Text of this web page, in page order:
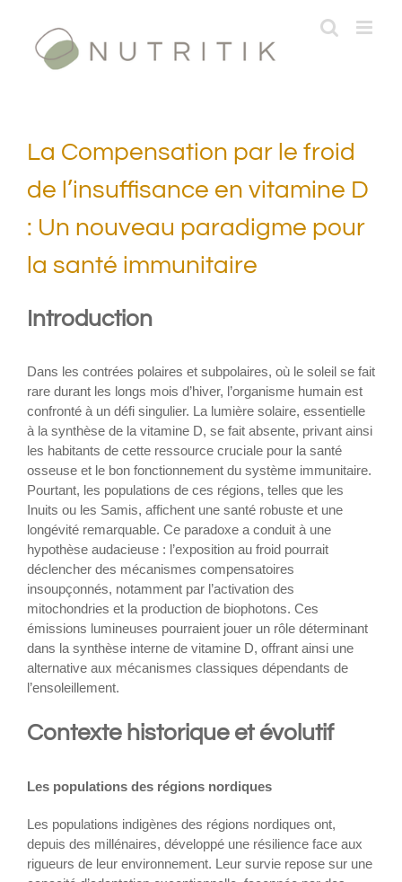
contenu
La Compensation par le froid
de l’insuffisance en vitamine D
: Un nouveau paradigme pour
la santé immunitaire
Introduction
Dans les contrées polaires et subpolaires, où le soleil se fait
rare durant les longs mois d’hiver, l’organisme humain est
confronté à un défi singulier. La lumière solaire, essentielle
à la synthèse de la vitamine D, se fait absente, privant ainsi
les habitants de cette ressource cruciale pour la santé
osseuse et le bon fonctionnement du système immunitaire.
Pourtant, les populations de ces régions, telles que les
Inuits ou les Samis, affichent une santé robuste et une
longévité remarquable. Ce paradoxe a conduit à une
hypothèse audacieuse : l’exposition au froid pourrait
déclencher des mécanismes compensatoires
insoupçonnés, notamment par l’activation des
mitochondries et la production de biophotons. Ces
émissions lumineuses pourraient jouer un rôle déterminant
dans la synthèse interne de vitamine D, offrant ainsi une
alternative aux mécanismes classiques dépendants de
l’ensoleillement.
Contexte historique et évolutif
Les populations des régions nordiques
Les populations indigènes des régions nordiques ont,
depuis des millénaires, développé une résilience face aux
rigueurs de leur environnement. Leur survie repose sur une